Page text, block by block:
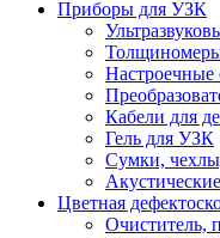
Приборы для УЗК
Толщиномеры
Настроечные
Кабели для
Гель для УЗК
Сумки,
Цветная
Очиститель,